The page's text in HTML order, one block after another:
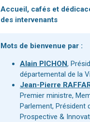
Accueil, cafés et
des intervenants
Mots de bienvenue par :
Alain PICHON,
départemental de la
Jean-Pierre
Premier ministre,
Parlement, Président
Prospective &